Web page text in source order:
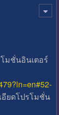
มชั่นอินเตอร์
อียดโปรโมชั่น